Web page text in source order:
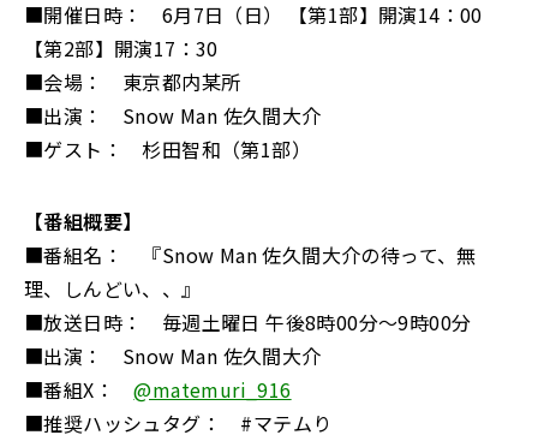
■開催日時： 6月7日（日） 【第1部】開演14：00
【第2部】開演17：30
■会場： 東京都内某所
■出演： Snow Man 佐久間大介
■ゲスト： 杉田智和（第1部）
【番組概要】
■番組名： 『Snow Man 佐久間大介の待って、無
理、しんどい、、』
■放送日時： 毎週土曜日 午後8時00分～9時00分
■出演： Snow Man 佐久間大介
■番組X：@matemuri_916
■推奨ハッシュタグ： #マテムり